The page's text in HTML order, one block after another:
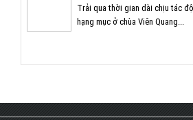
Trải qua thời gian dài chịu tác
hạng mục ở chùa Viên Quang...